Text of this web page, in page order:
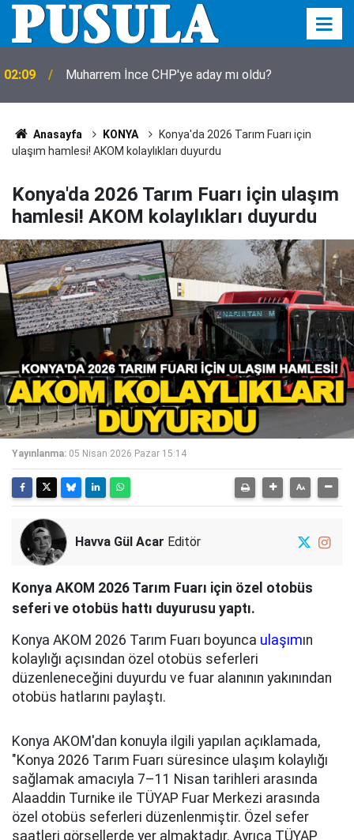
02:09 Muharrem İnce CHP'ye aday mı oldu?
Anasayfa KONYA
Konya'da 2026 Tarım Fuarı için
ulaşım hamlesi! AKOM kolaylıkları duyurdu
Konya'da 2026 Tarım Fuarı için ulaşım
hamlesi! AKOM kolaylıkları duyurdu
Yayınlanma: 05 Nisan 2026 Pazar 15:14
Havva Gül Acar Editör
Konya AKOM 2026 Tarım Fuarı için özel otobüs
seferi ve otobüs hattı duyurusu yaptı.
Konya AKOM 2026 Tarım Fuarı boyunca ulaşımın
kolaylığı açısından özel otobüs seferleri
düzenleneceğini duyurdu ve fuar alanının yakınından
otobüs hatlarını paylaştı.
Konya AKOM'dan konuyla ilgili yapılan açıklamada,
"Konya 2026 Tarım Fuarı süresince ulaşım kolaylığı
sağlamak amacıyla 7–11 Nisan tarihleri arasında
Alaaddin Turnike ile TÜYAP Fuar Merkezi arasında
özel otobüs seferleri düzenlenmiştir. Özel sefer
saatleri görsellerde yer almaktadır. Ayrıca TÜYAP